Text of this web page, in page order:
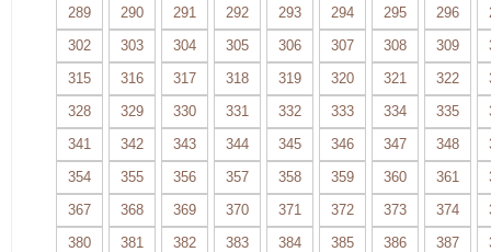
289
290 291 292 293 294 295 296
302
303 304 305 306 307 308 309
315
316 317 318 319 320 321 322
328
329 330 331 332 333 334 335
341
342 343 344 345 346 347 348
354
355 356 357 358 359 360 361
367
368 369 370 371 372 373 374
380
381 382 383 384 385 386 387